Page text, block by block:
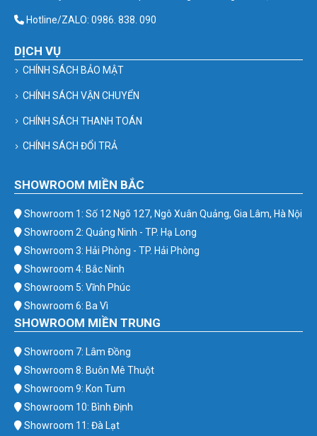
Hotline/ZALO: 0986. 838. 090
DỊCH VỤ
CHÍNH SÁCH BẢO MẬT
CHÍNH SÁCH VẬN CHUYỂN
CHÍNH SÁCH THANH TOÁN
CHÍNH SÁCH ĐỔI TRẢ
SHOWROOM MIỀN BẮC
Showroom 1: Số 12 Ngõ 127, Ngô Xuân Quảng, Gia Lâm, Hà Nội
Showroom 2: Quảng Ninh - TP. Hạ Long
Showroom 3: Hải Phòng - TP. Hải Phòng
Showroom 4: Bắc Ninh
Showroom 5: Vĩnh Phúc
Showroom 6: Ba Vì
SHOWROOM MIỀN TRUNG
Showroom 7: Lâm Đồng
Showroom 8: Buôn Mê Thuột
Showroom 9: Kon Tum
Showroom 10: Bình Định
Showroom 11: Đà Lạt